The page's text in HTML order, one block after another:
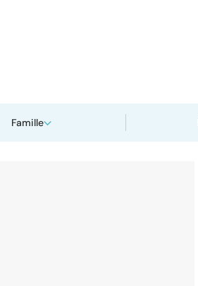
Famille